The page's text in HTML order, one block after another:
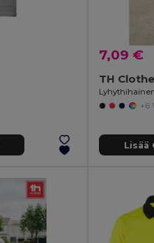
7,09 €
TH
+6
Lisää